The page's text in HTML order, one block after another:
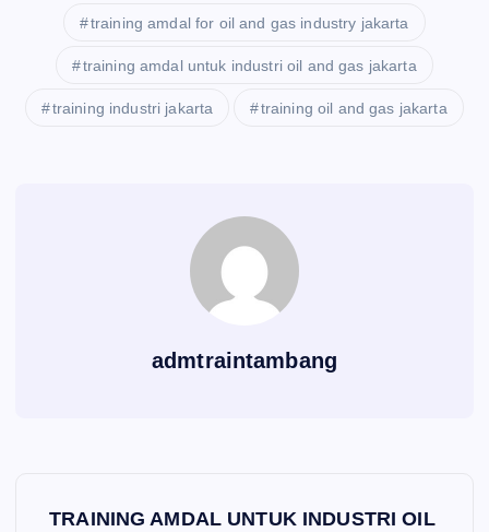
training amdal for oil and gas industry jakarta
training amdal untuk industri oil and gas jakarta
training industri jakarta training oil and gas jakarta
admtraintambang
TRAINING AMDAL UNTUK INDUSTRI OIL